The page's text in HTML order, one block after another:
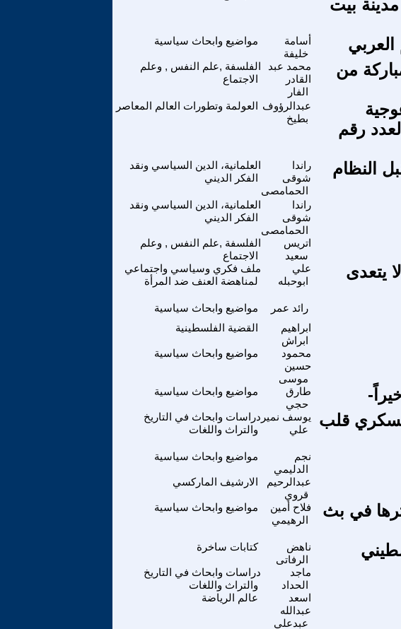
بيت
مواضيع وابحاث سياسية
أسامة
خليفة
العربي
الفلسفة ,علم النفس , وعلم
الاجتماع
محمد عبد
القادر
الفار
من
العولمة وتطورات العالم المعاصر عبدالرؤوف
بطيخ
رقم
العلمانية، الدين السياسي ونقد
الفكر الديني
راندا
شوقى
الحمامصى
النظام
العلمانية، الدين السياسي ونقد
الفكر الديني
راندا
شوقى
الحمامصى
الفلسفة ,علم النفس , وعلم
الاجتماع
اتريس
سعيد
ملف فكري وسياسي واجتماعي
لمناهضة العنف ضد المرأة
علي
ابوحبله
يتعدى
مواضيع وابحاث سياسية رائد عمر
القضية الفلسطينية
ابراهيم
ابراش
مواضيع وابحاث سياسية
محمود
حسين
موسى
مواضيع وابحاث سياسية
طارق
حجي
دراسات وابحاث في التاريخ
والتراث واللغات
يوسف نمير
علي
عسكري قلب
مواضيع وابحاث سياسية
نجم
الدليمي
الارشيف الماركسي
عبدالرحيم
قروي
مواضيع وابحاث سياسية
فلاح أمين
الرهيمي
والغضب التشرينية عام/ 2019 وأثرها في بث
كتابات ساخرة
ناهض
الرفاتى
دراسات وابحاث في التاريخ
والتراث واللغات
ماجد
الحداد
عالم الرياضة
اسعد
عبدالله
عبدعلي